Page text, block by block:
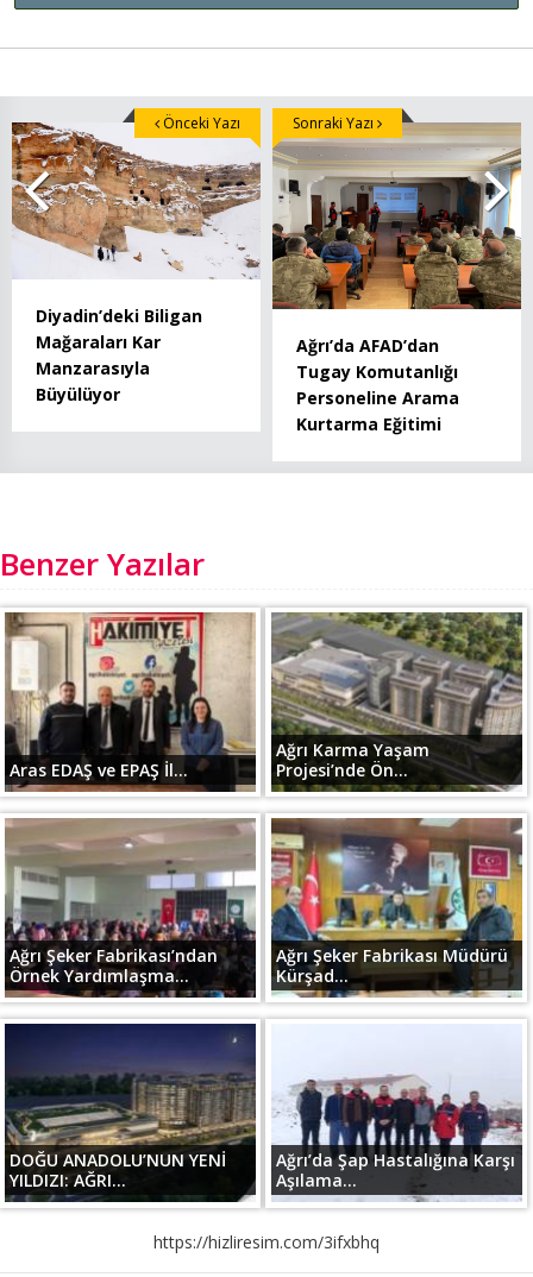
Diyadin’deki Biligan
Mağaraları Kar
Manzarasıyla
Büyülüyor
Önceki Yazı
Ağrı’da AFAD’dan
Tugay Komutanlığı
Personeline Arama
Kurtarma Eğitimi
Sonraki Yazı
Benzer Yazılar
Aras EDAŞ ve EPAŞ İl...
Ağrı Karma Yaşam
Projesi’nde Ön...
Ağrı Şeker Fabrikası’ndan
Örnek Yardımlaşma...
Ağrı Şeker Fabrikası Müdürü
Kürşad...
DOĞU ANADOLU’NUN YENİ
YILDIZI: AĞRI...
Ağrı’da Şap Hastalığına Karşı
Aşılama...
https://hizliresim.com/3ifxbhq